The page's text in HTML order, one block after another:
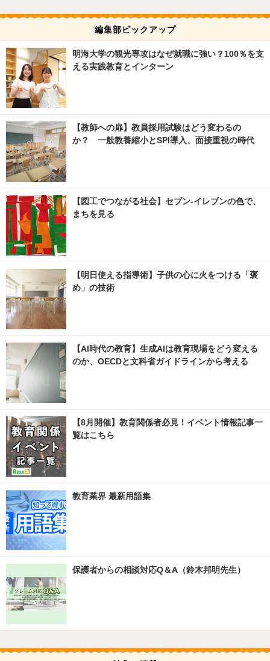
編集部ピックアップ
明海大学の観光専攻はなぜ就職に強い？100％を支
える実践教育とインターン
【教師への扉】教員採用試験はどう変わるの
か？ 一般教養縮小とSPI導入、面接重視の時代
【図工でつながる社会】セブン‐イレブンの色で、
まちを見る
【明日使える指導術】子供の心に火をつける「褒
め」の技術
【AI時代の教育】生成AIは教育現場をどう変える
のか、OECDと文科省ガイドラインから考える
【8月開催】教育関係者必見！イベント情報記事一
覧はこちら
教育業界 最新用語集
保護者からの相談対応Q＆A（鈴木邦明先生）